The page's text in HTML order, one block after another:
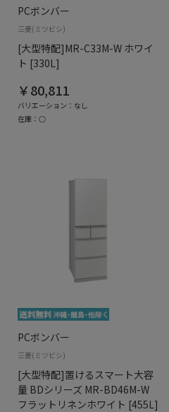
PCボンバー
三菱(ミツビシ)
[大型特配]MR-C33M-W ホワイ
ト [330L]
￥80,811
バリエーション：なし
在庫：○
PCボンバー
三菱(ミツビシ)
[大型特配]置けるスマート大容
量 BDシリーズ MR-BD46M-W
フラットリネンホワイト [455L]